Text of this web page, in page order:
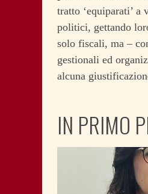
tratto ‘equiparati’
politici, gettando
solo fiscali, ma –
gestionali ed
alcuna
IN PRIMO